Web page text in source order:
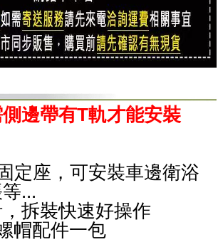
邊帶有T軌才能安裝
定座，可安裝車邊衛浴
...
，拆裝快速好操作
帽配件一包